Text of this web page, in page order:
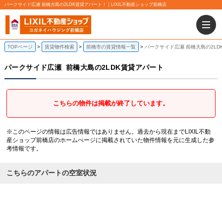
パークサイド広瀬 前橋大島の2LDK賃貸アパート！｜LIXIL不動産ショップ前橋店
TOPページ 賃貸物件検索 前橋市の賃貸情報一覧 パークサイド広瀬 前橋大島の
パークサイド広瀬 前橋大島の2LDK賃貸アパート
こちらの物件は掲載が終了しています。
※このページの情報は広告情報ではありません。過去から現在までLIXIL不動
産ショップ前橋店のホームぺージに掲載されていた物件情報を元に生成した参
考情報です。
こちらのアパートの空室状況